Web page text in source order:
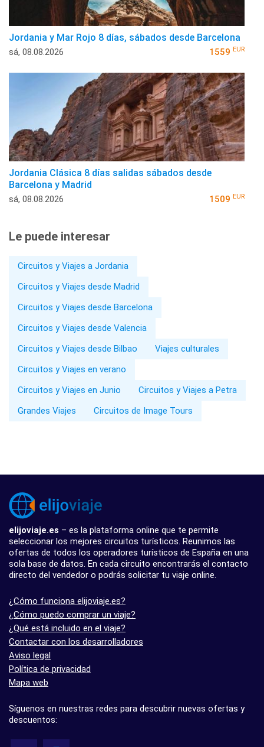
Jordania y Mar Rojo 8 días, sábados desde Barcelona
sá, 08.08.2026 1559 EUR
Jordania Clásica 8 días salidas sábados desde
Barcelona y Madrid
sá, 08.08.2026 1509 EUR
Le puede interesar
Circuitos y Viajes a Jordania
Circuitos y Viajes desde Madrid
Circuitos y Viajes desde Barcelona
Circuitos y Viajes desde Valencia
Circuitos y Viajes desde Bilbao
Viajes culturales
Circuitos y Viajes en verano
Circuitos y Viajes en Junio
Circuitos y Viajes a Petra
Grandes Viajes
Circuitos de Image Tours
elijoviaje.es – es la plataforma online que te permite
seleccionar los mejores circuitos turísticos. Reunimos las
ofertas de todos los operadores turísticos de España en una
sola base de datos. En cada circuito encontrarás el contacto
directo del vendedor o podrás solicitar tu viaje online.
¿Cómo funciona elijoviaje.es?
¿Cómo puedo comprar un viaje?
¿Qué está incluido en el viaje?
Contactar con los desarrolladores
Aviso legal
Política de privacidad
Mapa web
Síguenos en nuestras redes para descubrir nuevas ofertas y
descuentos: